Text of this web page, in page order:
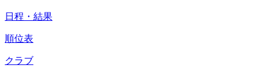
日程・結果
順位表
クラブ